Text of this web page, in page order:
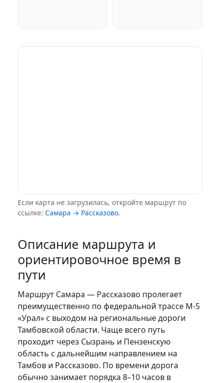
Если карта не загрузилась, откройте маршрут по
ссылке: Самара → Рассказово.
Описание маршрута и
ориентировочное время в
пути
Маршрут Самара — Рассказово пролегает
преимущественно по федеральной трассе М‑5
«Урал» с выходом на региональные дороги
Тамбовской области. Чаще всего путь
проходит через Сызрань и Пензенскую
область с дальнейшим направлением на
Тамбов и Рассказово. По времени дорога
обычно занимает порядка 8–10 часов в